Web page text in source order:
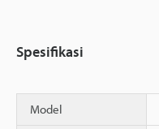
Spesifikasi
Model